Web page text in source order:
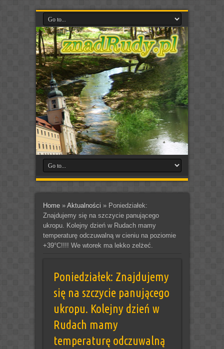
Home» Aktualności » Poniedziałek:
Znajdujemy się na szczycie panującego
ukropu. Kolejny dzień w Rudach mamy
temperaturę odczuwalną w cieniu na poziomie
+39°C!!!! We wtorek ma lekko zelżeć.
Poniedziałek: Znajdujemy
się na szczycie panującego
ukropu. Kolejny dzień w
Rudach mamy
temperaturę odczuwalną